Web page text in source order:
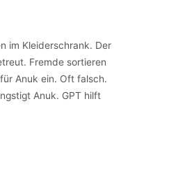
im Kleiderschrank. Der
Fremde sortieren
Anuk ein. Oft falsch.
Anuk. GPT hilft